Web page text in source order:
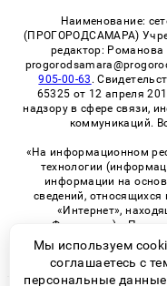
Наименование:
(ПРОГОРОДСАМАРА)
редактор: Романова
905-00-63 .
65325 от 12 апреля
надзору в сфере связи,
коммуникаций.
«На информационном
технологии
информации на
сведений, относящихся
«Интернет»,
Федерации)».
технологий в виджетах
Мы используем
соглашаетесь с
персональные